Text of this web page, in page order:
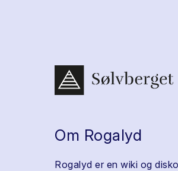
Om Rogalyd
Rogalyd er en wiki og